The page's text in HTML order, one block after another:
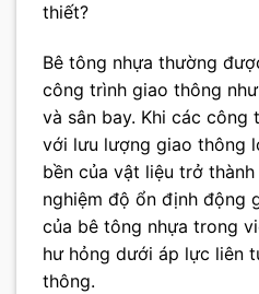
thiết?
Bê tông nhựa thường
công trình giao thông
và sân bay. Khi các công
với lưu lượng giao thông
bền của vật liệu trở
nghiệm độ ổn định động
của bê tông nhựa trong
hư hỏng dưới áp lực liên
thông.